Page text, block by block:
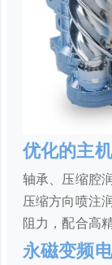
优化的主
轴承、压缩腔
压缩方向喷注
阻力，配合高
永磁变频